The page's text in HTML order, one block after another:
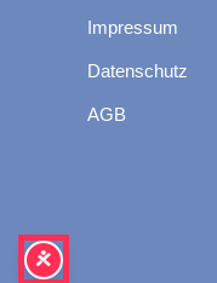
Impressum
Datenschutz
AGB